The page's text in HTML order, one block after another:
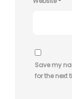
Save my
for the next